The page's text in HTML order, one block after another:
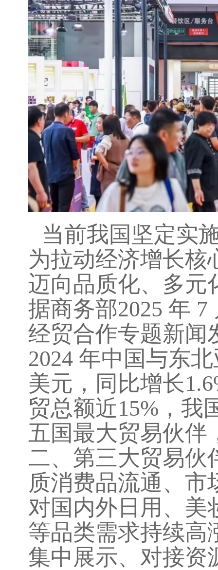
当前我国坚定实
为拉动经济增长核
迈向品质化、多元
据商务部2025年 7
经贸合作专题新闻
2024年中国与东
美元，同比增长
贸总额近15% ，我
五国最大贸易伙伴
二、第三大贸易伙
质消费品流通、市
对国内外日用、美
等品类需求持续高
集中展示、对接资